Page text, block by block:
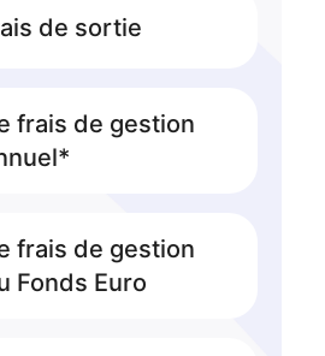
de sortie
frais de gestion
frais de gestion
Fonds Euro